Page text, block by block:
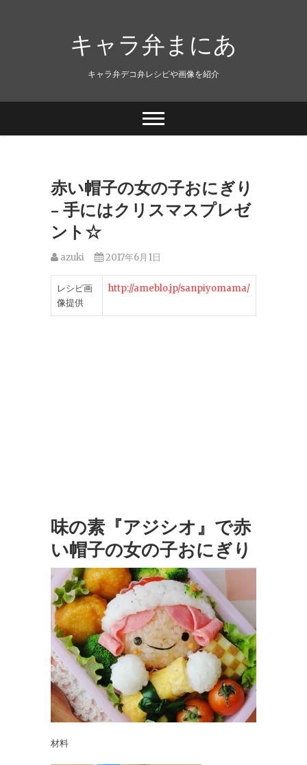
キャラ弁まにあ
キャラ弁デコ弁レシピや画像を紹介
赤い帽子の女の子おにぎり
– 手にはクリスマスプレゼ
ント☆
azuki 2017年6月1日
レシピ画
像提供
http://ameblo.jp/sanpiyomama/
味の素『アジシオ』で赤
い帽子の女の子おにぎり
材料